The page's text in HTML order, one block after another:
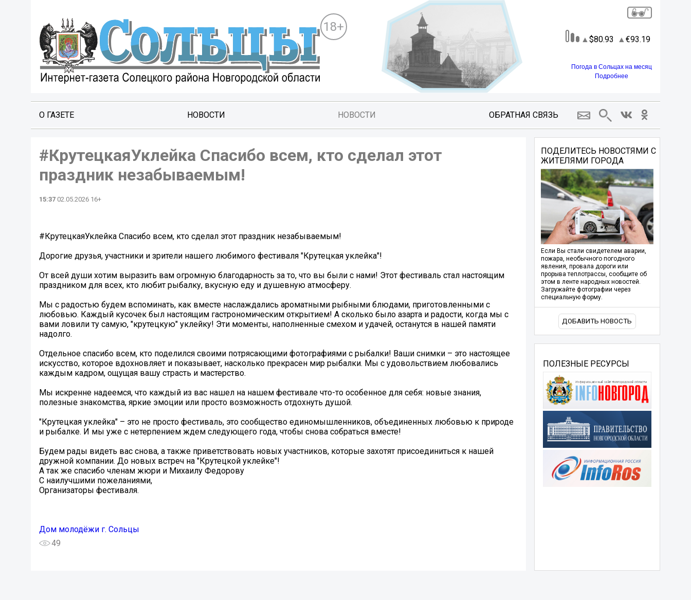
18+
80.93 93.19
Погода в Сольцах на месяц
Подробнее
О ГАЗЕТЕ НОВОСТИ НОВОСТИ ОБРАТНАЯ СВЯЗЬ
#КрутецкаяУклейка Спасибо всем, кто сделал этот
праздник незабываемым!
15:37 02.05.2026 16+
#КрутецкаяУклейка Спасибо всем, кто сделал этот праздник незабываемым!
Дорогие друзья, участники и зрители нашего любимого фестиваля "Крутецкая уклейка"!
От всей души хотим выразить вам огромную благодарность за то, что вы были с нами! Этот фестиваль стал настоящим
праздником для всех, кто любит рыбалку, вкусную еду и душевную атмосферу.
Мы с радостью будем вспоминать, как вместе наслаждались ароматными рыбными блюдами, приготовленными с
любовью. Каждый кусочек был настоящим гастрономическим открытием! А сколько было азарта и радости, когда мы с
вами ловили ту самую, "крутецкую" уклейку! Эти моменты, наполненные смехом и удачей, останутся в нашей памяти
надолго.
Отдельное спасибо всем, кто поделился своими потрясающими фотографиями с рыбалки! Ваши снимки – это настоящее
искусство, которое вдохновляет и показывает, насколько прекрасен мир рыбалки. Мы с удовольствием любовались
каждым кадром, ощущая вашу страсть и мастерство.
Мы искренне надеемся, что каждый из вас нашел на нашем фестивале что-то особенное для себя: новые знания,
полезные знакомства, яркие эмоции или просто возможность отдохнуть душой.
"Крутецкая уклейка" – это не просто фестиваль, это сообщество единомышленников, объединенных любовью к природе
и рыбалке. И мы уже с нетерпением ждем следующего года, чтобы снова собраться вместе!
Будем рады видеть вас снова, а также приветствовать новых участников, которые захотят присоединиться к нашей
дружной компании. До новых встреч на "Крутецкой уклейке"!
А так же спасибо членам жюри и Михаилу Федорову
С наилучшими пожеланиями,
Организаторы фестиваля.
Дом молодёжи г. Сольцы
49
ПОДЕЛИТЕСЬ НОВОСТЯМИ С
ЖИТЕЛЯМИ ГОРОДА
Если Вы стали свидетелем аварии,
пожара, необычного погодного
явления, провала дороги или
прорыва теплотрассы, сообщите об
этом в ленте народных новостей.
Загружайте фотографии через
специальную форму.
ДОБАВИТЬ НОВОСТЬ
ПОЛЕЗНЫЕ РЕСУРСЫ